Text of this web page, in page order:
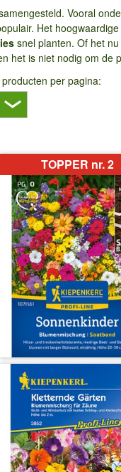
Vooral
Het
snel planten. Of het
het is niet nodig om de
per pagina:
TOPPER nr. 2